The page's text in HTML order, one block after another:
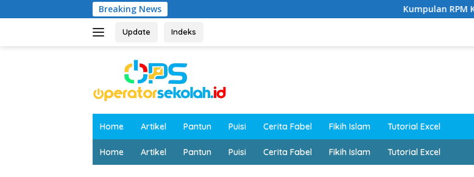
ke
Breaking News Kumpulan RPM Kelas 1–6
Update Indeks
Home Artikel Pantun Puisi Cerita Fabel Fikih Islam Tutorial Excel
Home Artikel Pantun Puisi Cerita Fabel Fikih Islam Tutorial Excel